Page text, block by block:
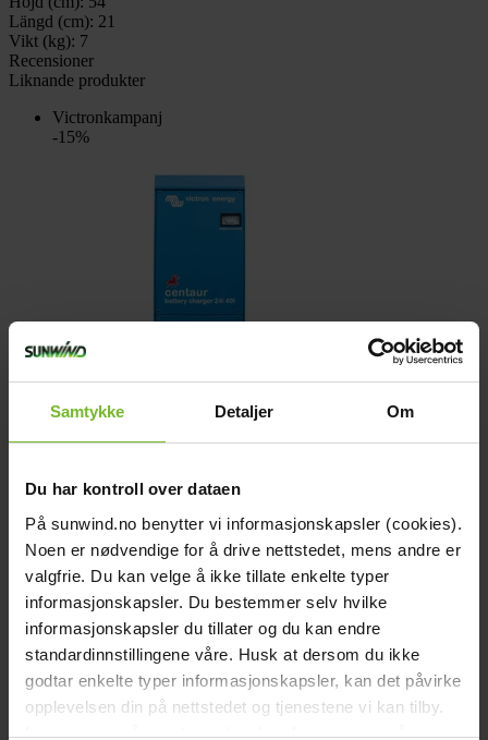
Samtykke Detaljer Om
Du har kontroll over dataen
På sunwind.no benytter vi informasjonskapsler (cookies).
Noen er nødvendige for å drive nettstedet, mens andre er
valgfrie. Du kan velge å ikke tillate enkelte typer
informasjonskapsler. Du bestemmer selv hvilke
informasjonskapsler du tillater og du kan endre
standardinnstillingene våre. Husk at dersom du ikke
godtar enkelte typer informasjonskapsler, kan det påvirke
opplevelsen din på nettstedet og tjenestene vi kan tilby.
Les mer om vårcookiepolicyher. Les mer om våre
Längd (cm): 21
Vikt (kg): 7
Recensioner
Liknande produkter
Victronkampanj
-15%
Batteriladdare Victron Centaur 24/60(3) 120-
Tidigare pris:10 990,-
Victronkampanj
-15%